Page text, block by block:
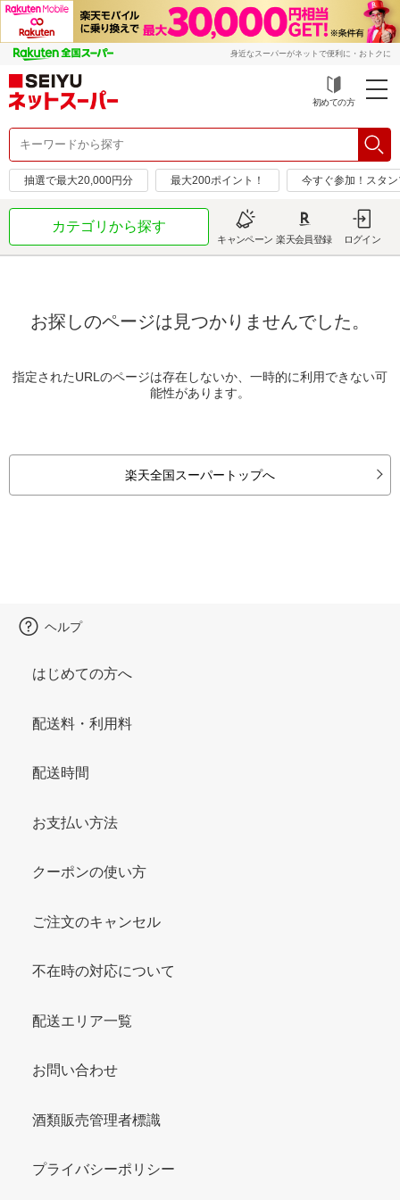
身近なスーパーがネットで便利に・おトクに
初めての方
抽選で最大20,000円分 最大200ポイント！ 今すぐ参加！スタ
カテゴリから探す
キャンペーン 楽天会員登録 ログイン
お探しのページは見つかりませんでした。
指定されたURLのページは存在しないか、一時的に利用できない可
能性があります。
楽天全国スーパートップへ
ヘルプ
はじめての方へ
配送料・利用料
配送時間
お支払い方法
クーポンの使い方
ご注文のキャンセル
不在時の対応について
配送エリア一覧
お問い合わせ
酒類販売管理者標識
プライバシーポリシー